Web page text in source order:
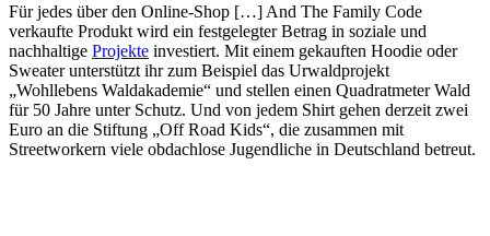
Für jedes über den Online-Shop […] And The Family Code
verkaufte Produkt wird ein festgelegter Betrag in soziale und
nachhaltige Projekte investiert. Mit einem gekauften Hoodie oder
Sweater unterstützt ihr zum Beispiel das Urwaldprojekt
„Wohllebens Waldakademie“ und stellen einen Quadratmeter Wald
für 50 Jahre unter Schutz. Und von jedem Shirt gehen derzeit zwei
Euro an die Stiftung „Off Road Kids“, die zusammen mit
Streetworkern viele obdachlose Jugendliche in Deutschland betreut.